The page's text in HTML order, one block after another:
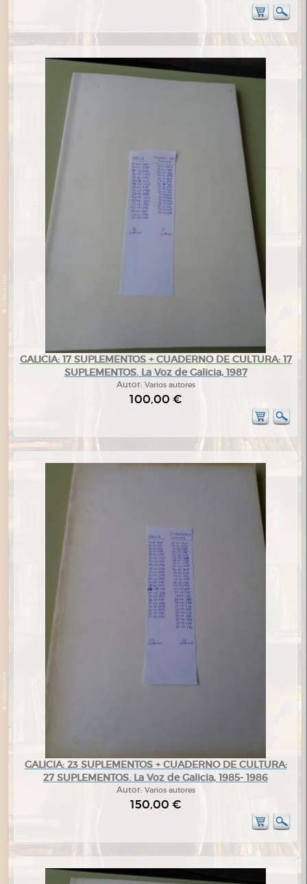
GALICIA: 17 SUPLEMENTOS + CUADERNO DE CULTURA: 17
SUPLEMENTOS. La Voz de Galicia, 1987
Autor: Varios autores
100,00 €
GALICIA: 23 SUPLEMENTOS + CUADERNO DE CULTURA:
27 SUPLEMENTOS. La Voz de Galicia, 1985- 1986
Autor: Varios autores
150,00 €